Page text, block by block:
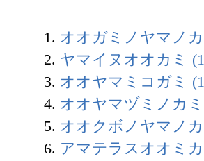
1. オオガミノヤマノ
2. ヤマイヌオオカミ
3. オオヤマミコガミ
4. オオヤマヅミノカ
5. オオクボノヤマノ
6. アマテラスオオミ